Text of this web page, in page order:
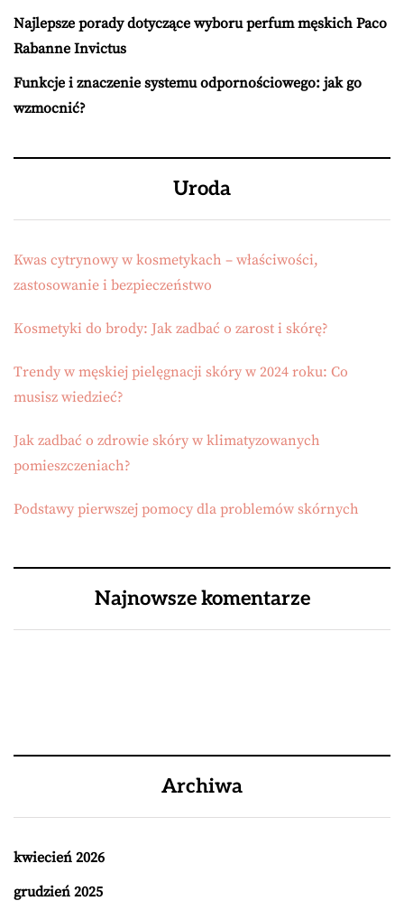
Najlepsze porady dotyczące wyboru perfum męskich Paco
Rabanne Invictus
Funkcje i znaczenie systemu odpornościowego: jak go
wzmocnić?
Uroda
Kwas cytrynowy w kosmetykach – właściwości,
zastosowanie i bezpieczeństwo
Kosmetyki do brody: Jak zadbać o zarost i skórę?
Trendy w męskiej pielęgnacji skóry w 2024 roku: Co
musisz wiedzieć?
Jak zadbać o zdrowie skóry w klimatyzowanych
pomieszczeniach?
Podstawy pierwszej pomocy dla problemów skórnych
Najnowsze komentarze
Archiwa
kwiecień 2026
grudzień 2025